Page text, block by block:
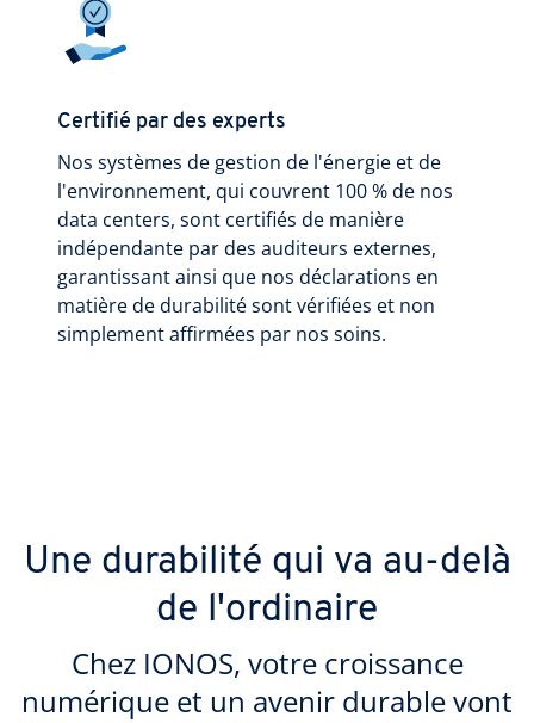
Certifié par des experts
Nos systèmes de gestion de l'énergie et de
l'environnement, qui couvrent 100 % de nos
data centers, sont certifiés de manière
indépendante par des auditeurs externes,
garantissant ainsi que nos déclarations en
matière de durabilité sont vérifiées et non
simplement affirmées par nos soins.
Une durabilité qui va au-delà
de l'ordinaire
Chez IONOS, votre croissance
numérique et un avenir durable vont